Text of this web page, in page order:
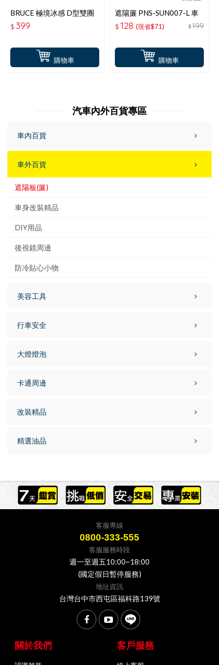
購物車
BRUCE 極境冰感 D型雙圈
遮陽S-130x71CM
$ 399
購物車
遮陽簾 PNS-SUN007-L 車
窗遮陽防蚊罩 L(RV車用)2
入
$128 (現省$71) $199
汽車內外百貨專區
車內百貨
車外百貨
遮陽板(簾)
車身改裝精品
DIY用品
後視鏡周邊
防冷貼心小物
美容工具
行車安全
大燈燈泡
卡通周邊
改裝精品
精選油品
客服專線
0800-333-555
客服服務時段
週一至週五10:00~18:00
(國定假日暫停服務)
地址資訊
台灣台中市西屯區福科路139號
關於我們 客戶服務